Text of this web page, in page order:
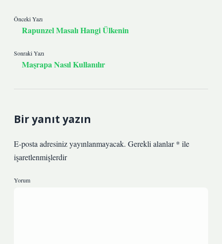
Önceki Yazı
Rapunzel Masalı Hangi Ülkenin
Sonraki Yazı
Maşrapa Nasıl Kullanılır
Bir yanıt yazın
E-posta adresiniz yayınlanmayacak. Gerekli alanlar* ile
işaretlenmişlerdir
Yorum